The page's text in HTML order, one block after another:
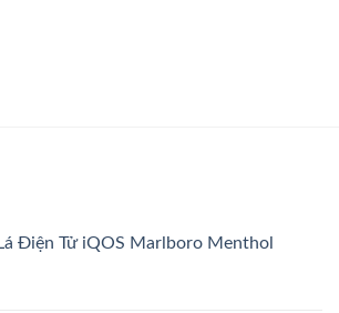
Điện Tử iQOS Marlboro Menthol